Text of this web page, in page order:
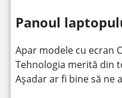
Panoul
Apar modele cu ecran
Tehnologia merită din
Așadar ar fi bine să ne